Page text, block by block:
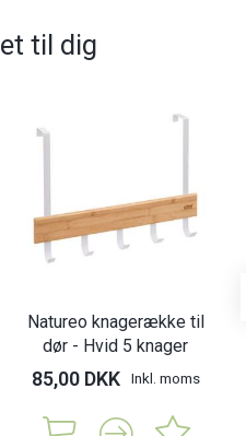
til dig
Natureo knagerække til
dør - Hvid 5 knager
85,00 DKK Inkl. moms